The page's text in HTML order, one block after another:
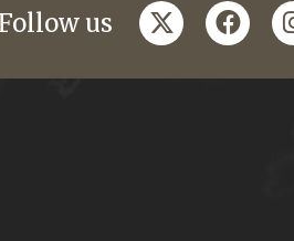
Follow us twitter